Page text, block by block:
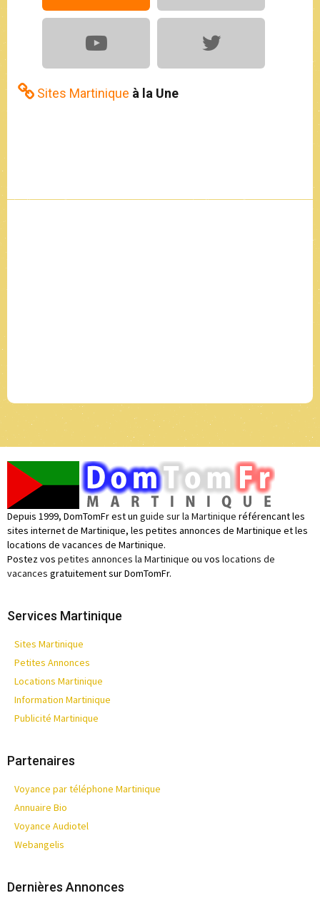
Sites Martinique à la Une
Depuis 1999, DomTomFr est un guide sur la Martinique référencant les
sites internet de Martinique, les petites annonces de Martinique et les
locations de vacances de Martinique.
Postez vos petites annonces la Martinique ou vos locations de
vacances gratuitement sur DomTomFr.
Services Martinique
Sites Martinique
Petites Annonces
Locations Martinique
Information Martinique
Publicité Martinique
Partenaires
Voyance par téléphone Martinique
Annuaire Bio
Voyance Audiotel
Webangelis
Dernières Annonces